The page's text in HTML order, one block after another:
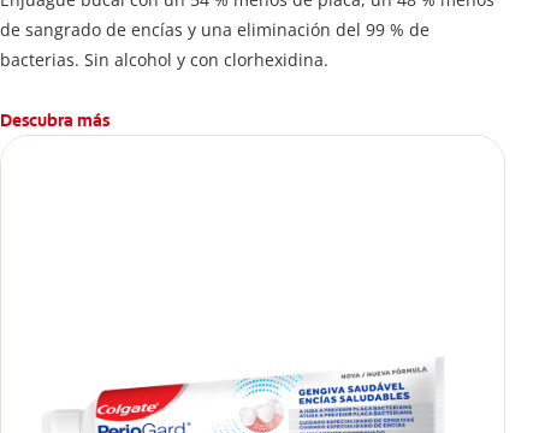
de sangrado de encías y una eliminación del 99 % de
bacterias. Sin alcohol y con clorhexidina.
Descubra más